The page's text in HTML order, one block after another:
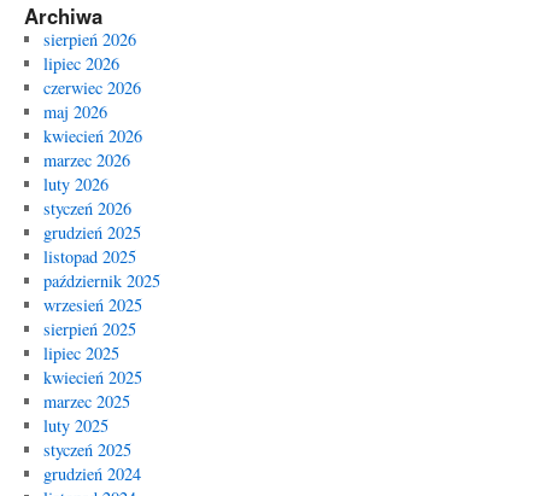
Archiwa
sierpień 2026
lipiec 2026
czerwiec 2026
maj 2026
kwiecień 2026
marzec 2026
luty 2026
styczeń 2026
grudzień 2025
listopad 2025
październik 2025
wrzesień 2025
sierpień 2025
lipiec 2025
kwiecień 2025
marzec 2025
luty 2025
styczeń 2025
grudzień 2024